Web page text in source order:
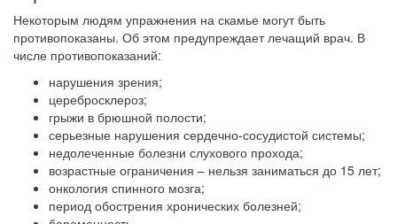
Некоторым людям упражнения на скамье могут быть
противопоказаны. Об этом предупреждает лечащий врач. В
числе противопоказаний:
нарушения зрения;
церебросклероз;
грыжи в брюшной полости;
серьезные нарушения сердечно-сосудистой системы;
недолеченные болезни слухового прохода;
возрастные ограничения – нельзя заниматься до 15 лет;
онкология спинного мозга;
период обострения хронических болезней;